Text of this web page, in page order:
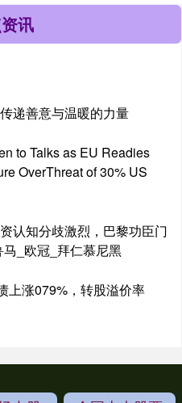
讯
递善意与温暖的力量
to Talks as EU Readies
OverThreat of 30% US
认知分歧激烈，巴黎功臣门
_欧冠_拜仁慕尼黑
上涨079%，转股溢价率